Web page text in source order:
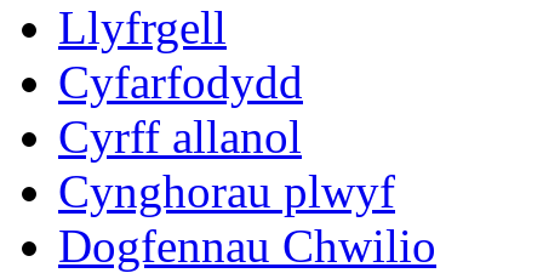
Llyfrgell
Cyfarfodydd
Cyrff allanol
Cynghorau plwyf
Dogfennau Chwilio